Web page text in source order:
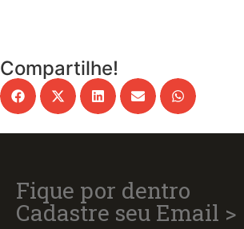
Compartilhe!
Fique por dentro
Cadastre seu Email >